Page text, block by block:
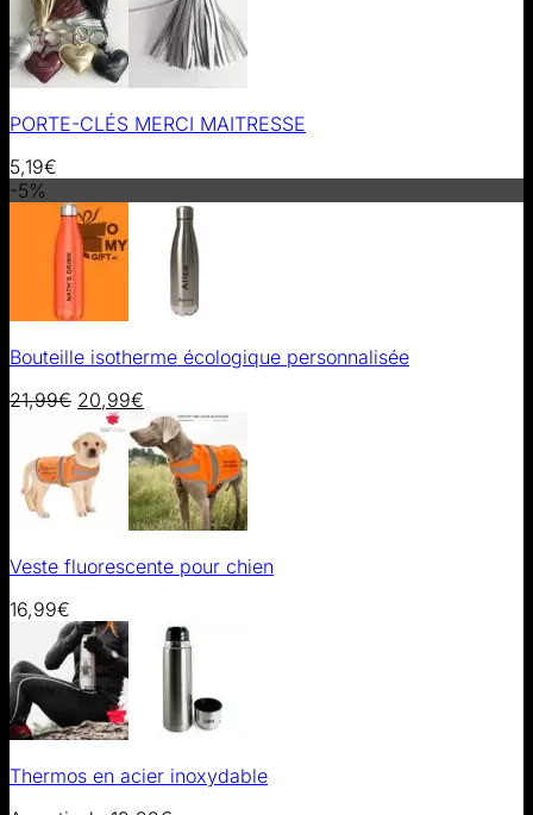
PORTE-CLÉS MERCI MAITRESSE
5,19€
-5%
Bouteille isotherme écologique personnalisée
21,99€ 20,99€
Veste fluorescente pour chien
16,99€
Thermos en acier inoxydable